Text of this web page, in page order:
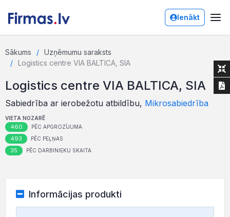
Ienākt
Sākums
Uzņēmumu saraksts
Logistics centre VIA BALTICA, SIA
Logistics centre VIA BALTICA, SIA
Sabiedrība ar ierobežotu atbildību, Mikrosabiedrība
VIETA NOZARĒ
460 PĒC APGROZĪJUMA
493 PĒC PEĻŅAS
35 PĒC DARBINIEKU SKAITA
Informācijas produkti